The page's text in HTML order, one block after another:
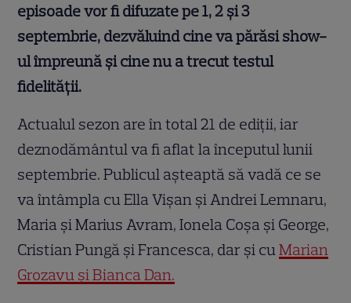
episoade vor fi difuzate pe 1, 2 și 3
septembrie, dezvăluind cine va părăsi show-
ul împreună și cine nu a trecut testul
fidelității.
Actualul sezon are în total 21 de ediții, iar
deznodământul va fi aflat la începutul lunii
septembrie. Publicul așteaptă să vadă ce se
va întâmpla cu Ella Vișan și Andrei Lemnaru,
Maria și Marius Avram, Ionela Coșa și George,
Cristian Pungă și Francesca, dar și cuMarian
Grozavu și Bianca Dan.